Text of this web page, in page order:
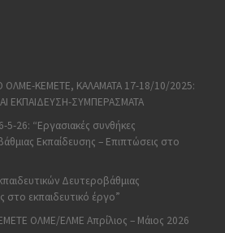
ΟΛΜΕ-ΚΕΜΕΤΕ, ΚΑΛΑΜΑΤΑ 17-18/10/2025:
ΕΚΠΑΙΔΕΥΣΗ-ΣΥΜΠΕΡΑΣΜΑΤΑ
26: “Εργασιακές συνθήκες
Εκπαίδευσης – Επιπτώσεις στο
Δευτεροβάθμιας
στο εκπαιδευτικό έργο”
ΟΛΜΕ/ΕΛΜΕ Απρίλιος – Μάιος 2026